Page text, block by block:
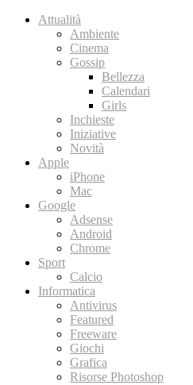
Attualità
Ambiente
Cinema
Gossip
Bellezza
Calendari
Girls
Inchieste
Iniziative
Novità
Apple
iPhone
Mac
Google
Adsense
Android
Chrome
Sport
Calcio
Informatica
Antivirus
Featured
Freeware
Giochi
Grafica
Risorse Photoshop